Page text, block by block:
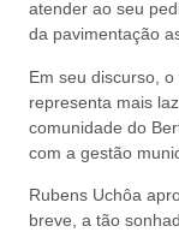
atender ao seu
da pavimentação
Em seu discurso,
representa mais
comunidade do
com a gestão
Rubens Uchôa
breve, a tão